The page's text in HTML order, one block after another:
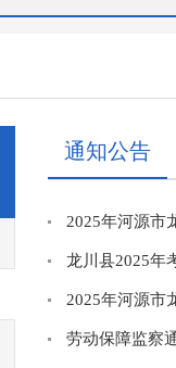
通知公告
2025年河源市
龙川县2025年
2025年河源市
劳动保障监察